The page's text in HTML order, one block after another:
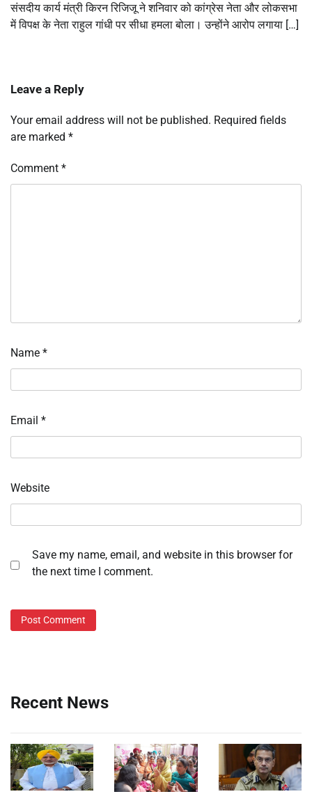
संसदीय कार्य मंत्री किरन रिजिजू ने शनिवार को कांग्रेस नेता और लोकसभा
में विपक्ष के नेता राहुल गांधी पर सीधा हमला बोला। उन्होंने आरोप लगाया […]
Leave a Reply
Your email address will not be published. Required fields
are marked *
Comment *
Name *
Email *
Website
Save my name, email, and website in this browser for
the next time I comment.
Recent News